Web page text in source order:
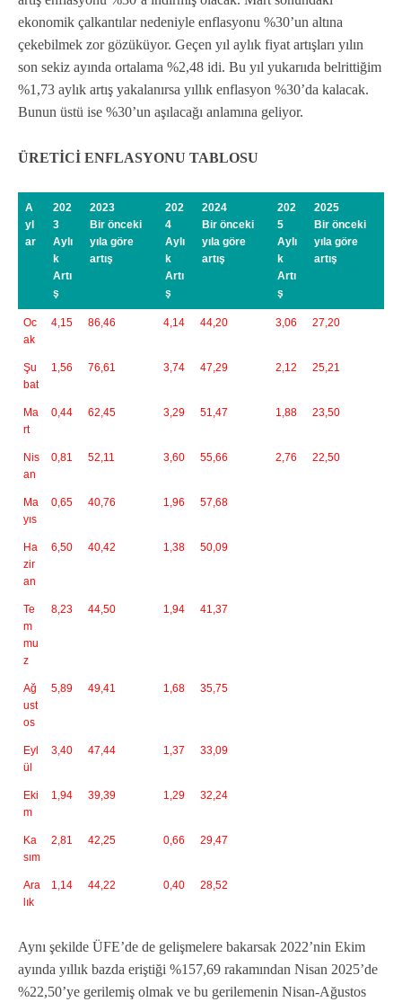
ekonomik çalkantılar nedeniyle enflasyonu %30’un altına
çekebilmek zor gözüküyor. Geçen yıl aylık fiyat artışları yılın
son sekiz ayında ortalama %2,48 idi. Bu yıl yukarııda belrittiğim
%1,73 aylık artış yakalanırsa yıllık enflasyon %30’da kalacak.
Bunun üstü ise %30’un aşılacağı anlamına geliyor.
ÜRETİCİ ENFLASYONU TABLOSU
A
yl
ar
202
3
Aylı
k
Artı
ş
2023
Bir önceki
yıla göre
artış
202
4
Aylı
k
Artı
ş
2024
Bir önceki
yıla göre
artış
202
5
Aylı
k
Artı
ş
2025
Bir önceki
yıla göre
artış
Oc
ak
4,15 86,46 4,14 44,20 3,06 27,20
Şu
bat
1,56 76,61 3,74 47,29 2,12 25,21
Ma
rt
0,44 62,45 3,29 51,47 1,88 23,50
Nis
an
0,81 52,11 3,60 55,66 2,76 22,50
Ma
yıs
0,65 40,76 1,96 57,68
Ha
zir
an
6,50 40,42 1,38 50,09
Te
m
mu
z
8,23 44,50 1,94 41,37
Ağ
ust
os
5,89 49,41 1,68 35,75
Eyl
ül
3,40 47,44 1,37 33,09
Eki
m
1,94 39,39 1,29 32,24
Ka
sım
2,81 42,25 0,66 29,47
Ara
lık
1,14 44,22 0,40 28,52
Aynı şekilde ÜFE’de de gelişmelere bakarsak 2022’nin Ekim
ayında yıllık bazda eriştiği %157,69 rakamından Nisan 2025’de
%22,50’ye gerilemiş olmak ve bu gerilemenin Nisan-Ağustos